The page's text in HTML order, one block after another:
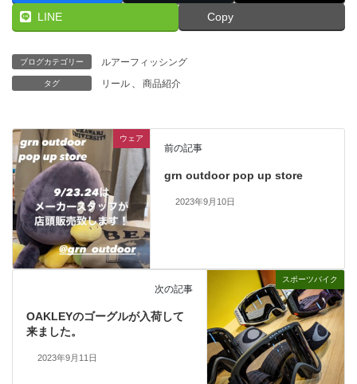
LINE Copy
ブログカテゴリー ルアーフィッシング
タグ リール 、 商品紹介
ウェア
前の記事
grn outdoor pop up store
2023年9月10日
スポーツバイク
次の記事
OAKLEYのゴーグルが入荷して
来ました。
2023年9月11日